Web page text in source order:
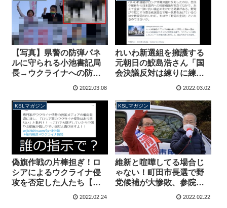
【写真】県警の防弾パネ
ルに守られる小池書記局
長→ウクライナへの防弾
チョッキ提供には「武器
【マガジン162号】
2022.03.08
れいわ新選組を擁護する
元朝日の鮫島浩さん「国
会決議反対は練りに練っ
た戦略」根本的に仕組み
【マガジン161号】
2022.03.02
KSLマガジン
偽旗作戦の片棒担ぎ！ロ
シアによるウクライナ侵
攻を否定した人たち【マ
2022.02.24
KSLマガジン
維新と喧嘩してる場合じ
ゃない！町田市長選で野
党候補が大惨敗、参院選
に向けて根本的なてこ入
2022.02.22